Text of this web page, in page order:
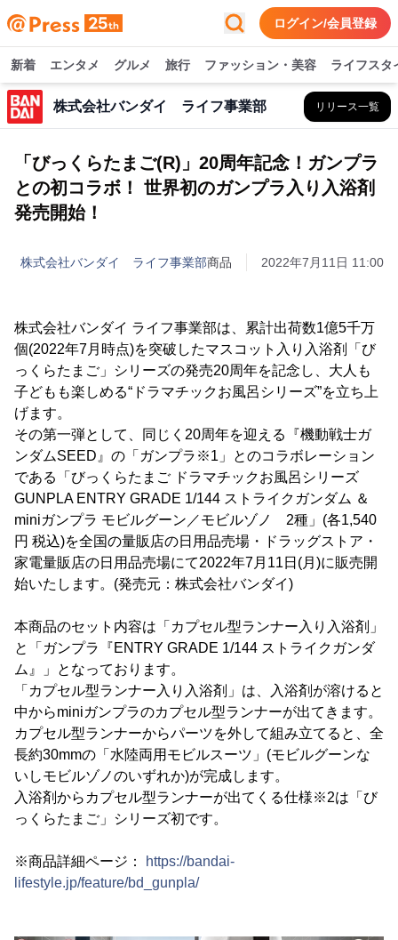
ログイン/会員登録
新着 エンタメ グルメ 旅行 ファッション・美容 ライフスタ
株式会社バンダイ ライフ事業部 リリース一覧
「びっくらたまご(R)」20周年記念！ガンプラ
との初コラボ！ 世界初のガンプラ入り入浴剤
発売開始！
株式会社バンダイ ライフ事業部商品 2022年7月11日 11:00
株式会社バンダイ ライフ事業部は、累計出荷数1億5千万
個(2022年7月時点)を突破したマスコット入り入浴剤「び
っくらたまご」シリーズの発売20周年を記念し、大人も
子どもも楽しめる“ドラマチックお風呂シリーズ”を立ち上
げます。
その第一弾として、同じく20周年を迎える『機動戦士ガ
ンダムSEED』の「ガンプラ※1」とのコラボレーション
である「びっくらたまご ドラマチックお風呂シリーズ
GUNPLA ENTRY GRADE 1/144 ストライクガンダム ＆
miniガンプラ モビルグーン／モビルゾノ 2種」(各1,540
円 税込)を全国の量販店の日用品売場・ドラッグストア・
家電量販店の日用品売場にて2022年7月11日(月)に販売開
始いたします。(発売元：株式会社バンダイ)
本商品のセット内容は「カプセル型ランナー入り入浴剤」
と「ガンプラ『ENTRY GRADE 1/144 ストライクガンダ
ム』」となっております。
「カプセル型ランナー入り入浴剤」は、入浴剤が溶けると
中からminiガンプラのカプセル型ランナーが出てきます。
カプセル型ランナーからパーツを外して組み立てると、全
長約30mmの「水陸両用モビルスーツ」(モビルグーンな
いしモビルゾノのいずれか)が完成します。
入浴剤からカプセル型ランナーが出てくる仕様※2は「び
っくらたまご」シリーズ初です。
※商品詳細ページ：
https://bandai-
lifestyle.jp/feature/bd_gunpla/